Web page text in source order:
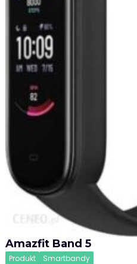
Amazfit Band 5
Produkt Smartbandy